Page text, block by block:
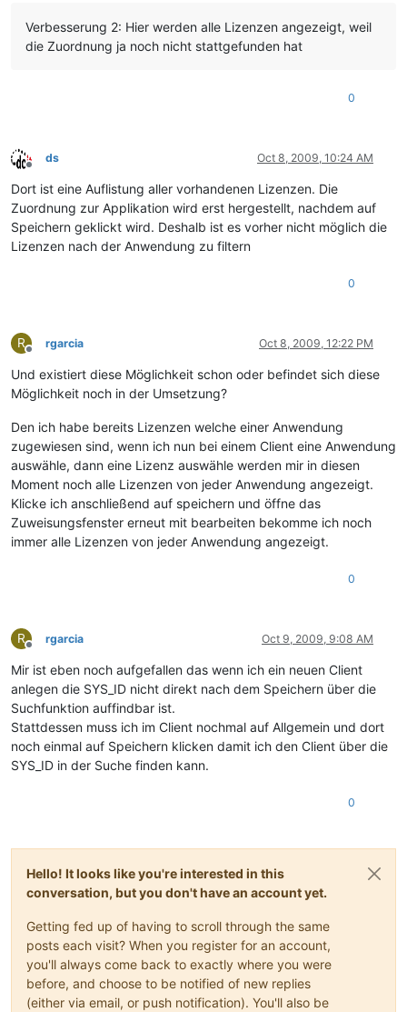
Verbesserung 2: Hier werden alle Lizenzen angezeigt, weil
die Zuordnung ja noch nicht stattgefunden hat
0
Offline
ds Oct 8, 2009, 10:24 AM
Dort ist eine Auflistung aller vorhandenen Lizenzen. Die
Zuordnung zur Applikation wird erst hergestellt, nachdem auf
Speichern geklickt wird. Deshalb ist es vorher nicht möglich die
Lizenzen nach der Anwendung zu filtern
0
R
Offline
rgarcia Oct 8, 2009, 12:22 PM
Und existiert diese Möglichkeit schon oder befindet sich diese
Möglichkeit noch in der Umsetzung?
Den ich habe bereits Lizenzen welche einer Anwendung
zugewiesen sind, wenn ich nun bei einem Client eine Anwendung
auswähle, dann eine Lizenz auswähle werden mir in diesen
Moment noch alle Lizenzen von jeder Anwendung angezeigt.
Klicke ich anschließend auf speichern und öffne das
Zuweisungsfenster erneut mit bearbeiten bekomme ich noch
immer alle Lizenzen von jeder Anwendung angezeigt.
0
R
Offline
rgarcia Oct 9, 2009, 9:08 AM
Mir ist eben noch aufgefallen das wenn ich ein neuen Client
anlegen die SYS_ID nicht direkt nach dem Speichern über die
Suchfunktion auffindbar ist.
Stattdessen muss ich im Client nochmal auf Allgemein und dort
noch einmal auf Speichern klicken damit ich den Client über die
SYS_ID in der Suche finden kann.
0
Hello! It looks like you're interested in this
conversation, but you don't have an account yet.
Getting fed up of having to scroll through the same
posts each visit? When you register for an account,
you'll always come back to exactly where you were
before, and choose to be notified of new replies
(either via email, or push notification). You'll also be